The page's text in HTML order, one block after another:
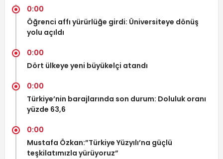
0:00
Öğrenci affı yürürlüğe girdi: Üniversiteye dönüş
yolu açıldı
0:00
Dört ülkeye yeni büyükelçi atandı
0:00
Türkiye’nin barajlarında son durum: Doluluk oranı
yüzde 63,6
0:00
Mustafa Özkan:”Türkiye Yüzyılı’na güçlü
teşkilatımızla yürüyoruz”